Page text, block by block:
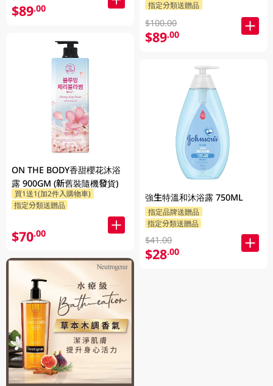
$89.00
ON THE BODY香甜櫻花沐浴
露 900GM (新舊裝隨機發貨)
買1送1(加2件入購物車)
指定分類送贈品
$70.00
指定分類送贈品
$100.00
$89.00
強生特溫和沐浴露 750ML
指定品牌送贈品
指定分類送贈品
$41.00
$28.00